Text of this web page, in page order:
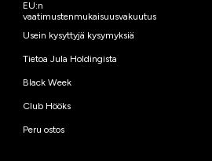
EU:n
vaatimustenmukaisuusvakuutus
Usein kysyttyjä kysymyksiä
Tietoa Jula Holdingista
Black Week
Club Hööks
Peru ostos